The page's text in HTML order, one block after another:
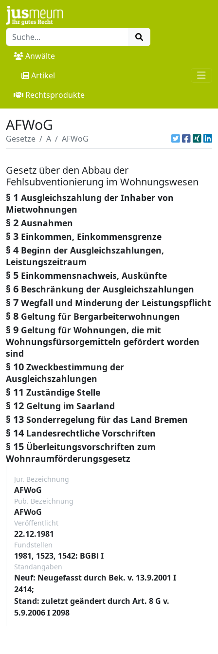
Anwälte
Artikel
Rechtsprodukte
AFWoG
Gesetze A AFWoG
Gesetz über den Abbau der
Fehlsubventionierung im Wohnungswesen
§ 1 Ausgleichszahlung der Inhaber von
Mietwohnungen
§ 2 Ausnahmen
§ 3 Einkommen, Einkommensgrenze
§ 4 Beginn der Ausgleichszahlungen,
Leistungszeitraum
§ 5 Einkommensnachweis, Auskünfte
§ 6 Beschränkung der Ausgleichszahlungen
§ 7 Wegfall und Minderung der Leistungspflicht
§ 8 Geltung für Bergarbeiterwohnungen
§ 9 Geltung für Wohnungen, die mit
Wohnungsfürsorgemitteln gefördert worden
sind
§ 10 Zweckbestimmung der
Ausgleichszahlungen
§ 11 Zuständige Stelle
§ 12 Geltung im Saarland
§ 13 Sonderregelung für das Land Bremen
§ 14 Landesrechtliche Vorschriften
§ 15 Überleitungsvorschriften zum
Wohnraumförderungsgesetz
Jur. Bezeichnung
AFWoG
Pub. Bezeichnung
AFWoG
Veröffentlicht
22.12.1981
Fundstellen
1981, 1523, 1542: BGBl I
Standangaben
Neuf: Neugefasst durch Bek. v. 13.9.2001 I
2414;
Stand: zuletzt geändert durch Art. 8 G v.
5.9.2006 I 2098